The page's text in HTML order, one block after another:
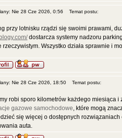
Nie 28 Cze 2026, 0:56 Temat postu:
przy lotnisku rządzi się swoimi prawami,
dostarcza systemy nadzoru
rzeczywistym. Wszystko działa sprawnie i
Nie 28 Cze 2026, 18:50 Temat postu:
robi sporo kilometrów każdego miesiąca i
gazowe samochodowe, które mogą
się więcej o dostępnych
auta.